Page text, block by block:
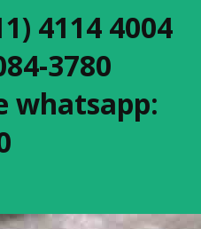
4114 4004
3780
whatsapp: